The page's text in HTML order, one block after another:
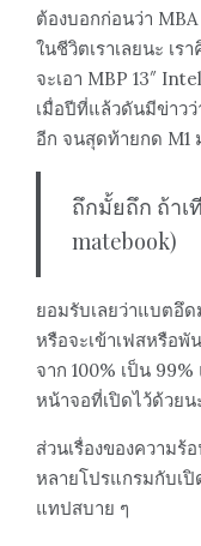
ต้องบอกก่อนว่า MBA
ในชีวิตเราเลยนะ เ
จะเอา MBP 13″
เมื่อปีที่แล้วดันมีข่าวว่
อีก จนสุดท้ายกด M1
ถึกมั้ยถึก ถ้าเ
matebook)
ยอมรับเลยว่าแบตอึด
หรือจะเข้าเฟสหรือ
จาก 100% เป็น
หน้าจอที่เปิดไว้ด้วยน
ส่วนเรื่องของความร้
หลายโปรแกรมกับเ
แทปสบาย ๆ